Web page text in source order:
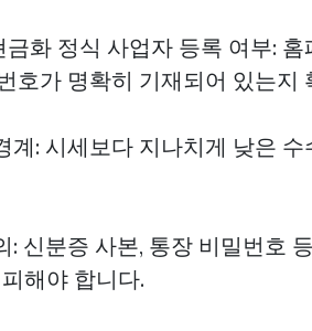
금화 정식 사업자 등록 여부:
호가 명확히 기재되어 있는지
: 시세보다 지나치게 낮은
신분증 사본, 통장 비밀번호
해야 합니다.